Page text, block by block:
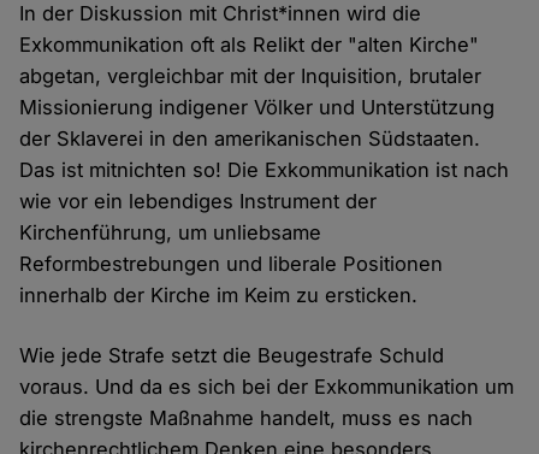
In der Diskussion mit Christ*innen wird die
Exkommunikation oft als Relikt der "alten Kirche"
abgetan, vergleichbar mit der Inquisition, brutaler
Missionierung indigener Völker und Unterstützung
der Sklaverei in den amerikanischen Südstaaten.
Das ist mitnichten so! Die Exkommunikation ist nach
wie vor ein lebendiges Instrument der
Kirchenführung, um unliebsame
Reformbestrebungen und liberale Positionen
innerhalb der Kirche im Keim zu ersticken.
Wie jede Strafe setzt die Beugestrafe Schuld
voraus. Und da es sich bei der Exkommunikation um
die strengste Maßnahme handelt, muss es nach